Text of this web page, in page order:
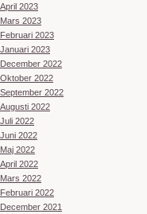
April 2023
Mars 2023
Februari 2023
Januari 2023
December 2022
Oktober 2022
September 2022
Augusti 2022
Juli 2022
Juni 2022
Maj 2022
April 2022
Mars 2022
Februari 2022
December 2021